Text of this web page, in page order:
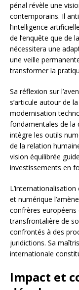
pénal révèle une
contemporains. Il
l’intelligence
de l’enquête que de
nécessitera une
une veille
transformer la
Sa réflexion sur
s’articule autour de
modernisation
fondamentales de la
intègre les outils
de la relation
vision équilibrée
investissements en
et numérique
confrères
transfrontalière de
confrontés à des
juridictions. Sa
internationale
Impact et